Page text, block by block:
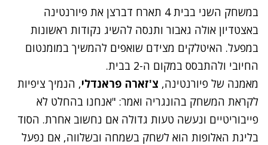
במשחק השני בבית 4 תארח דברצן את פיורנטינה
באצטדיון אולה גאבור ותנסה להשיג נקודות ראשונות
במפעל. האיטלקים מצידם שואפים להמשיך במומנטום
החיובי ולהתבסס במקום ה-2 בבית.
מאמנה של פיורנטינה, צ'זארה פראנדלי, הנמיך ציפיות
לקראת המשחק בהונגריה ואמר: "אנחנו בהחלט לא
פייבוריטיים ונעשה טעות גדולה אם נחשוב אחרת. הסוד
בליגת האלופות הוא לשחק בשמחה ובשלווה, אם נפעל